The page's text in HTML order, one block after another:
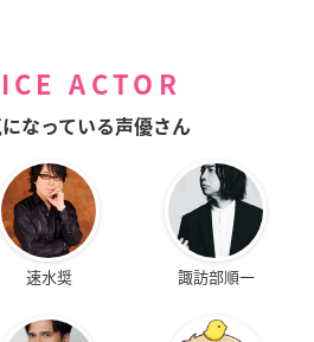
ACTOR
なっている声優さん
速水奨 諏訪部順一